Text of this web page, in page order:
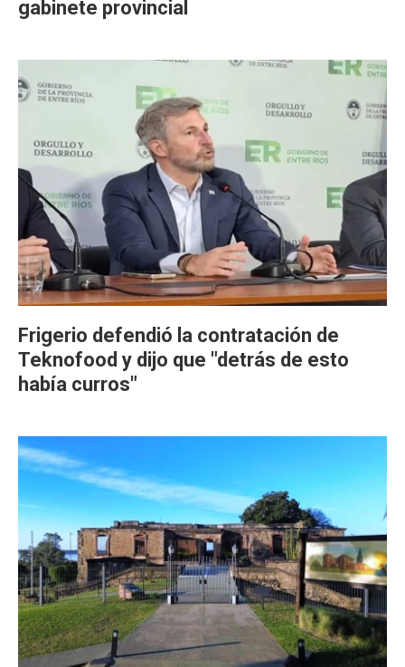
gabinete provincial
Frigerio defendió la contratación de
Teknofood y dijo que "detrás de esto
había curros"